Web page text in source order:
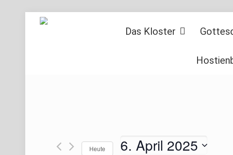
Das Kloster
Heute 6. April 2025